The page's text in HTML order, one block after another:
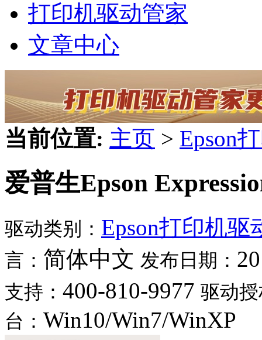
打印机驱动管家
文章中心
当前位置: 主页 > Epson
爱普生Epson
驱动类别： Epson打印机驱
言： 简体中文 发布日期：
支持： 400-810-9977 驱动
台： Win10/Win7/WinXP